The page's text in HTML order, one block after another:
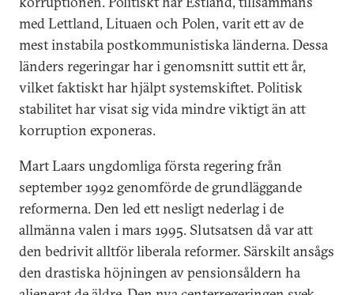
med Lettland, Lituaen och Polen, varit ett av de
mest instabila postkommunistiska länderna. Dessa
länders regeringar har i genomsnitt suttit ett år,
vilket faktiskt har hjälpt systemskiftet. Politisk
stabilitet har visat sig vida mindre viktigt än att
korruption exponeras.
Mart Laars ungdomliga första regering från
september 1992 genomförde de grundläggande
reformerna. Den led ett nesligt nederlag i de
allmänna valen i mars 1995. Slutsatsen då var att
den bedrivit alltför liberala reformer. Särskilt ansågs
den drastiska höjningen av pensionsåldern ha